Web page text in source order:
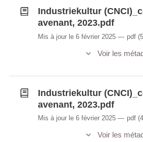
Industriekultur
avenant, 2023.pdf
Mis à jour le 6 février 2025 pdf
Voir les
Industriekultur
avenant, 2023.pdf
Mis à jour le 6 février 2025 pdf
Voir les